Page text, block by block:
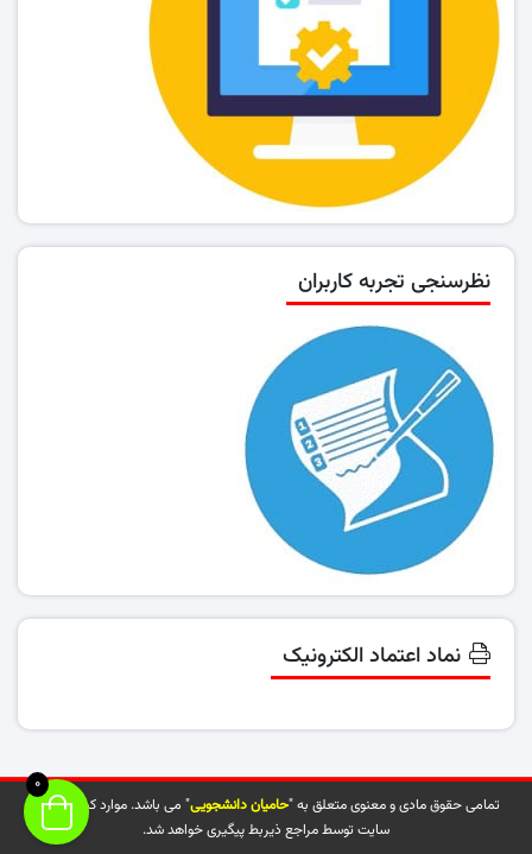
نظرسنجی تجربه کاربران
نماد اعتماد الکترونیک
تمامی حقوق مادی و معنوی متعلق به "حامیان دانشجویی" می باشد. موارد کپی شده از
سایت توسط مراجع ذیربط پیگیری خواهد شد.
0